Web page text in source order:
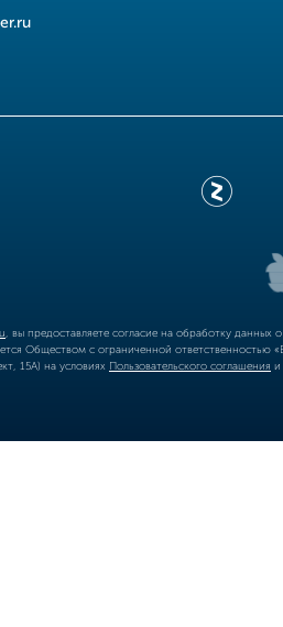
, вы предоставляете согласие на обработку
Обществом с ограниченной
15А) на условиях Пользовательского соглашения и